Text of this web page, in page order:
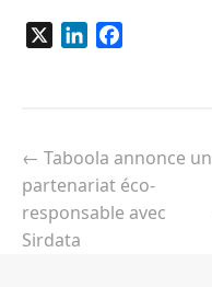
LinkedIn
de
l’article
← Taboola annonce un
partenariat éco-
responsable avec
Sirdata